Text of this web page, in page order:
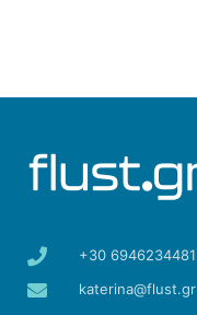
+30 6946234481
katerina@flust.gr